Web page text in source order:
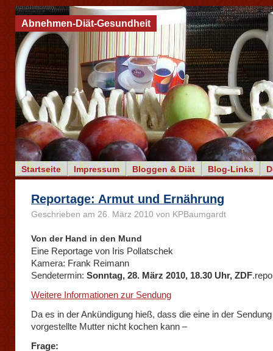
Startseite Impressum Bloggen & Diät Blog-Links
Abnehmen-Diät-Gesundheit
Reportage: Armut und Ernährung
Geschrieben am 26. März 2010 von KPBaumgardt
Von der Hand in den Mund
Eine Reportage von Iris Pollatschek
Kamera: Frank Reimann
Sendetermin: Sonntag, 28. März 2010, 18.30 Uhr, ZDF
Weitere Informationen zur Sendung
Da es in der Ankündigung hieß, dass die eine in der Sendung
vorgestellte Mutter nicht kochen kann –
Frage: